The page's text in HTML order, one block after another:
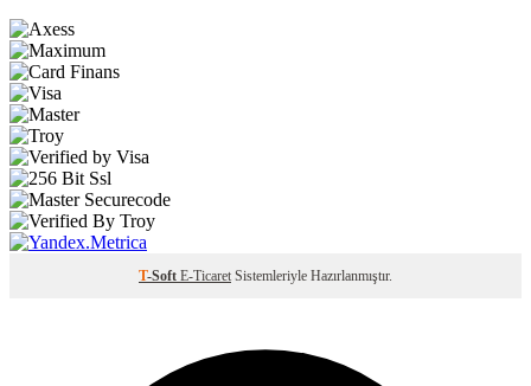
T-Soft E-Ticaret Sistemleriyle Hazırlanmıştır.